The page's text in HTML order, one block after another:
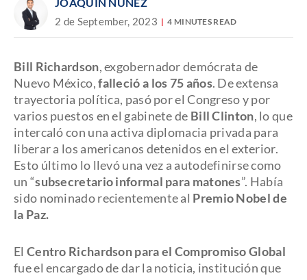
2 de September, 2023 4 MINUTES READ
Bill Richardson, exgobernador demócrata de
Nuevo México,falleció a los 75 años. De extensa
trayectoria política, pasó por el Congreso y por
varios puestos en el gabinete de Bill Clinton, lo que
intercaló con una activa diplomacia privada para
liberar a los americanos detenidos en el exterior.
Esto último lo llevó una vez a autodefinirse como
un “subsecretario informal para matones”. Había
sido nominado recientemente al Premio Nobel de
la Paz.
El Centro Richardson para el Compromiso Global
fue el encargado de dar la noticia, institución que